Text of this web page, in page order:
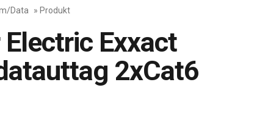
Data » Produkt
Exxact
2xCat6